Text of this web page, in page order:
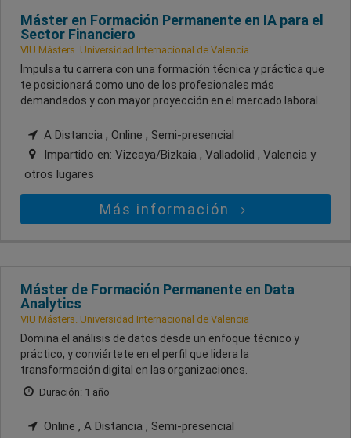
Máster en Formación Permanente en IA para el
Sector Financiero
VIU Másters. Universidad Internacional de Valencia
Impulsa tu carrera con una formación técnica y práctica que
te posicionará como uno de los profesionales más
demandados y con mayor proyección en el mercado laboral.
A Distancia , Online , Semi-presencial
Impartido en: Vizcaya/Bizkaia , Valladolid , Valencia y
otros lugares
Más información
Máster de Formación Permanente en Data
Analytics
VIU Másters. Universidad Internacional de Valencia
Domina el análisis de datos desde un enfoque técnico y
práctico, y conviértete en el perfil que lidera la
transformación digital en las organizaciones.
Duración: 1 año
Online , A Distancia , Semi-presencial